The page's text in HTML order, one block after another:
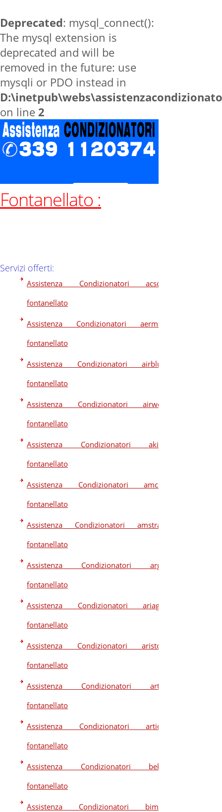
Deprecated: mysql_connect():
The mysql extension is
deprecated and will be
removed in the future: use
mysqli or PDO instead in
on line 2
Contatti
Fontanellato :
Servizi offerti:
Assistenza Condizionatori acson
fontanellato
Assistenza Condizionatori aermec
fontanellato
Assistenza Condizionatori airblue
fontanellato
Assistenza Condizionatori airwell
fontanellato
Assistenza Condizionatori akira
fontanellato
Assistenza Condizionatori amcor
fontanellato
Assistenza Condizionatori amstrad
fontanellato
Assistenza Condizionatori argo
fontanellato
Assistenza Condizionatori ariagel
fontanellato
Assistenza Condizionatori ariston
fontanellato
Assistenza Condizionatori artel
fontanellato
Assistenza Condizionatori artide
fontanellato
Assistenza Condizionatori beko
fontanellato
Assistenza Condizionatori bimar